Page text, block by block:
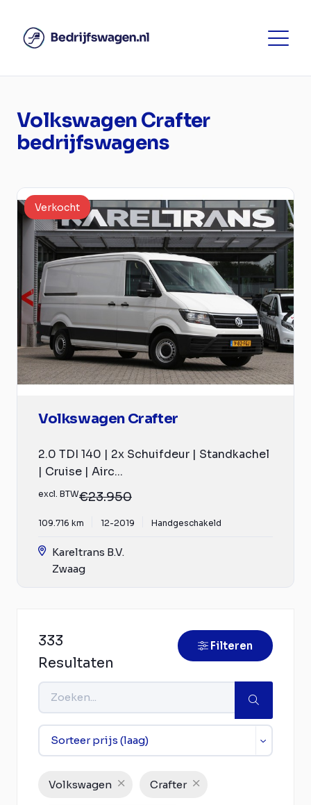
Volkswagen Crafter
bedrijfswagens
Verkocht
Volkswagen Crafter
2.0 TDI 140 | 2x Schuifdeur | Standkachel
| Cruise | Airc...
excl. BTW€23.950
109.716 km 12-2019 Handgeschakeld
Kareltrans B.V.
Zwaag
333
Resultaten
Filteren
Volkswagen Crafter